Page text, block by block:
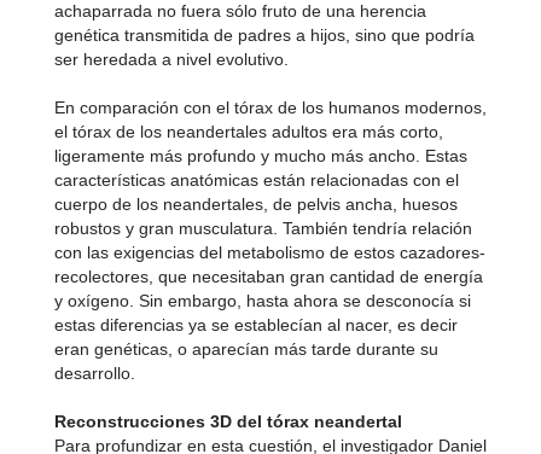
achaparrada no fuera sólo fruto de una herencia
genética transmitida de padres a hijos, sino que podría
ser heredada a nivel evolutivo.
En comparación con el tórax de los humanos modernos,
el tórax de los neandertales adultos era más corto,
ligeramente más profundo y mucho más ancho. Estas
características anatómicas están relacionadas con el
cuerpo de los neandertales, de pelvis ancha, huesos
robustos y gran musculatura. También tendría relación
con las exigencias del metabolismo de estos cazadores-
recolectores, que necesitaban gran cantidad de energía
y oxígeno. Sin embargo, hasta ahora se desconocía si
estas diferencias ya se establecían al nacer, es decir
eran genéticas, o aparecían más tarde durante su
desarrollo.
Reconstrucciones 3D del tórax neandertal
Para profundizar en esta cuestión, el investigador Daniel